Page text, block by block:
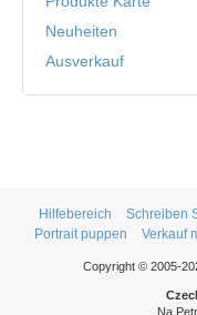
Neuheiten
Ausverkauf
Hilfebereich Schreiben
Portrait puppen
Verkauf
Copyright © 2005-
Na